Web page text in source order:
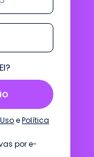
ePolítica
por e-